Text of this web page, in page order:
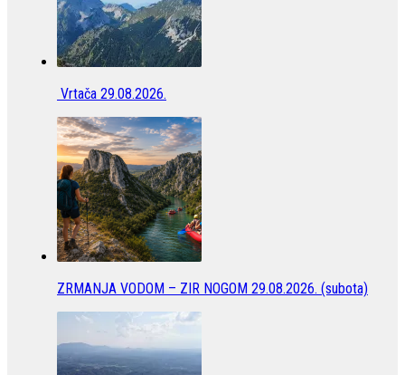
Vrtača 29.08.2026.
ZRMANJA VODOM – ZIR NOGOM 29.08.2026. (subota)